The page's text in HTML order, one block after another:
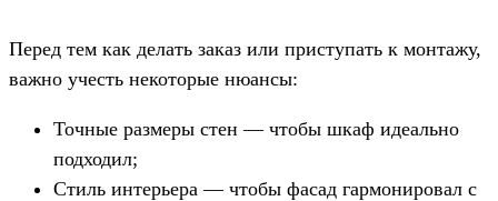
Перед тем как делать заказ или приступать к монтажу,
важно учесть некоторые нюансы:
Точные размеры стен — чтобы шкаф идеально
подходил;
Стиль интерьера — чтобы фасад гармонировал с